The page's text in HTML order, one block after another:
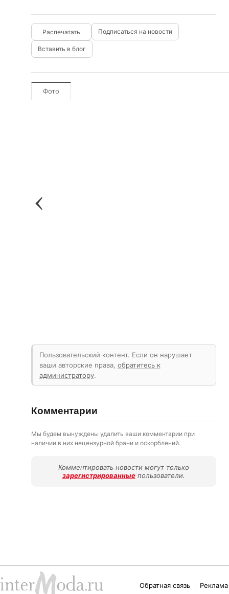
Подписаться на новости
Вставить в блог
Фото
Пользовательский контент. Если он нарушает
ваши авторские права, обратитесь к
администратору.
Комментарии
Мы будем вынуждены удалить ваши комментарии при
наличии в них нецензурной брани и оскорблений.
Комментировать новости могут только
зарегистрированныепользователи.
Обратная связь